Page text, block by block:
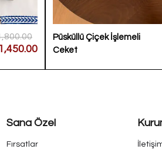
Püsküllü Çiçek İşlemeli
Ceket
Sana Özel
Fırsatlar